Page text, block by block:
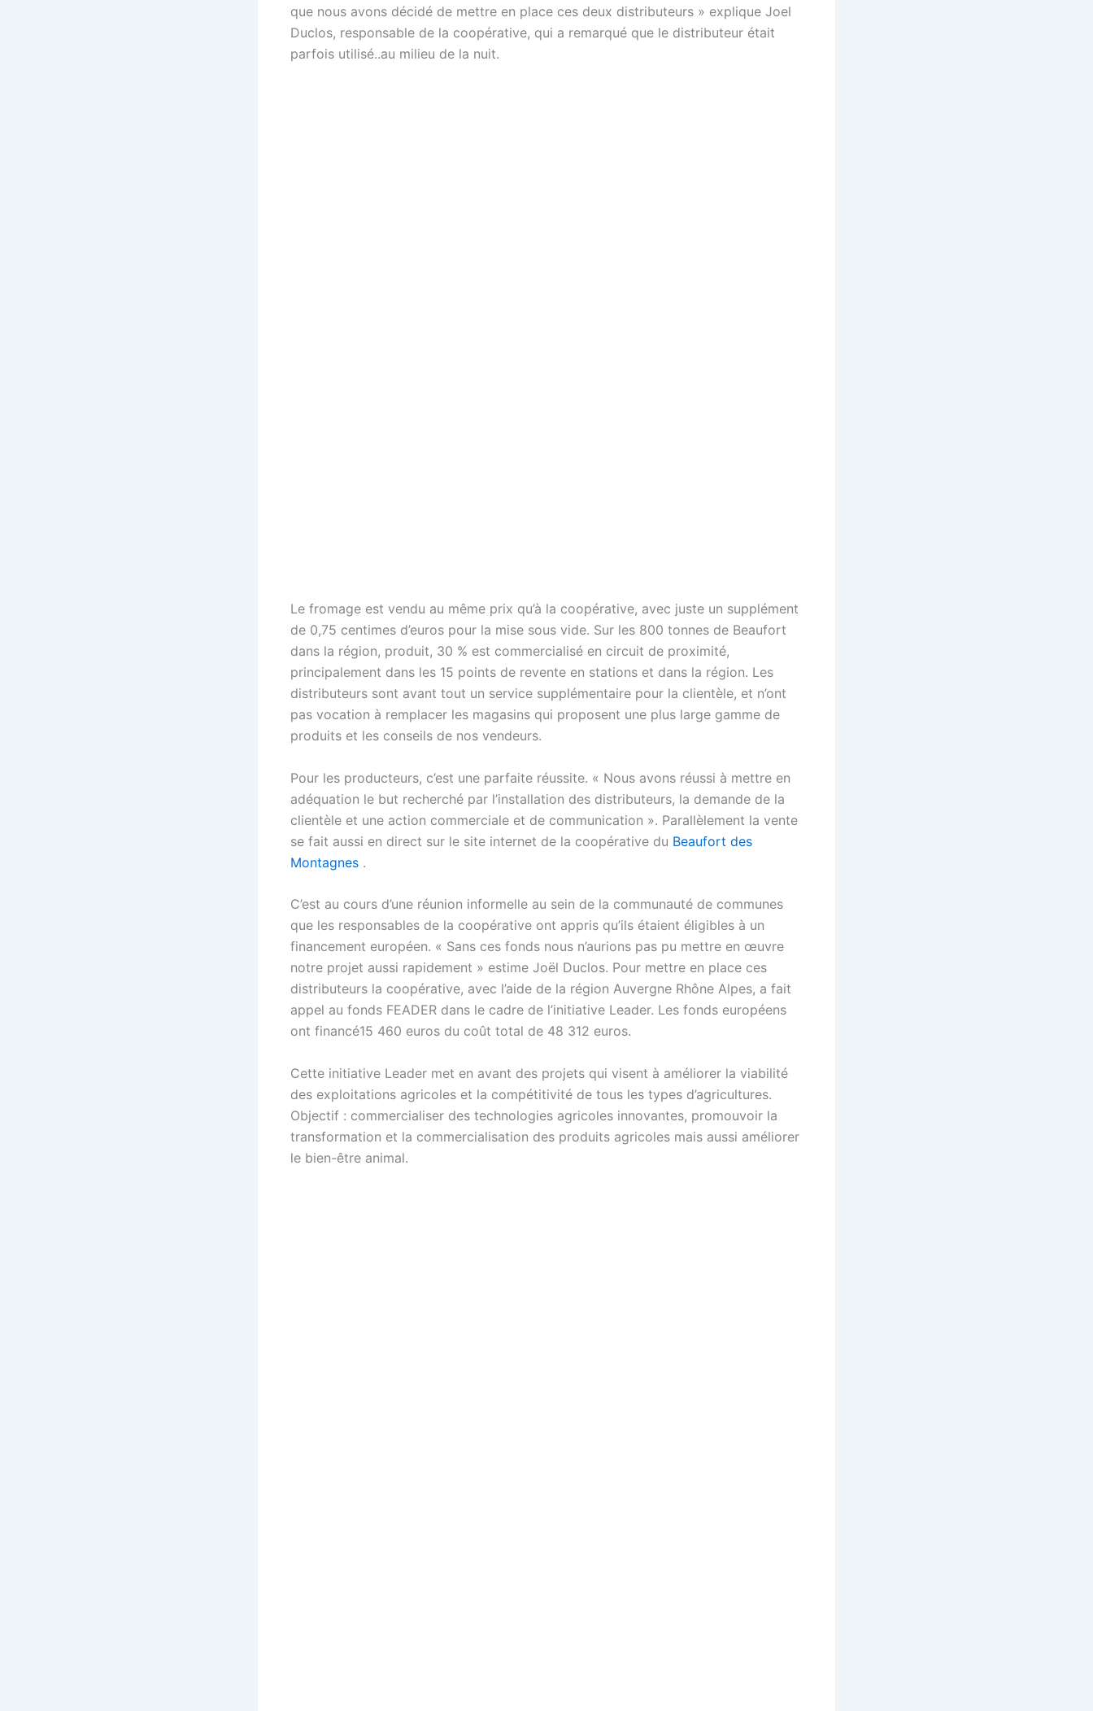
que nous avons décidé de mettre en place ces deux distributeurs » explique Joel
Duclos, responsable de la coopérative, qui a remarqué que le distributeur était
parfois utilisé..au milieu de la nuit.
Le fromage est vendu au même prix qu’à la coopérative, avec juste un supplément
de 0,75 centimes d’euros pour la mise sous vide. Sur les 800 tonnes de Beaufort
dans la région, produit, 30 % est commercialisé en circuit de proximité,
principalement dans les 15 points de revente en stations et dans la région. Les
distributeurs sont avant tout un service supplémentaire pour la clientèle, et n’ont
pas vocation à remplacer les magasins qui proposent une plus large gamme de
produits et les conseils de nos vendeurs.
Pour les producteurs, c’est une parfaite réussite. « Nous avons réussi à mettre en
adéquation le but recherché par l’installation des distributeurs, la demande de la
clientèle et une action commerciale et de communication ». Parallèlement la vente
se fait aussi en direct sur le site internet de la coopérative du Beaufort des
Montagnes .
C’est au cours d’une réunion informelle au sein de la communauté de communes
que les responsables de la coopérative ont appris qu’ils étaient éligibles à un
financement européen. « Sans ces fonds nous n’aurions pas pu mettre en œuvre
notre projet aussi rapidement » estime Joël Duclos. Pour mettre en place ces
distributeurs la coopérative, avec l’aide de la région Auvergne Rhône Alpes, a fait
appel au fonds FEADER dans le cadre de l’initiative Leader. Les fonds européens
ont financé15 460 euros du coût total de 48 312 euros.
Cette initiative Leader met en avant des projets qui visent à améliorer la viabilité
des exploitations agricoles et la compétitivité de tous les types d’agricultures.
Objectif : commercialiser des technologies agricoles innovantes, promouvoir la
transformation et la commercialisation des produits agricoles mais aussi améliorer
le bien-être animal.